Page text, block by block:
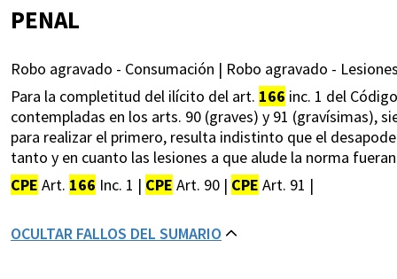
PENAL
Robo agravado - Consumación | Robo agravado -
Para la completitud del ilícito del art. 166 inc. 1 del
contempladas en los arts. 90 (graves) y 91 (gravísimas),
para realizar el primero, resulta indistinto que el
tanto y en cuanto las lesiones a que alude la norma
CPE Art. 166 Inc. 1 | CPE Art. 90 | CPE Art. 91 |
OCULTAR FALLOS DEL SUMARIO